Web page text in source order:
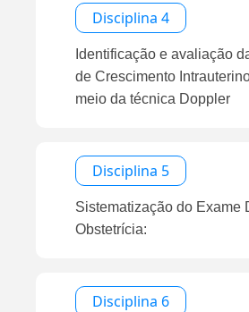
Disciplina 4
Identificação e avaliação
de Crescimento
meio da técnica Doppler
Disciplina 5
Sistematização do Exame
Obstetrícia:
Disciplina 6